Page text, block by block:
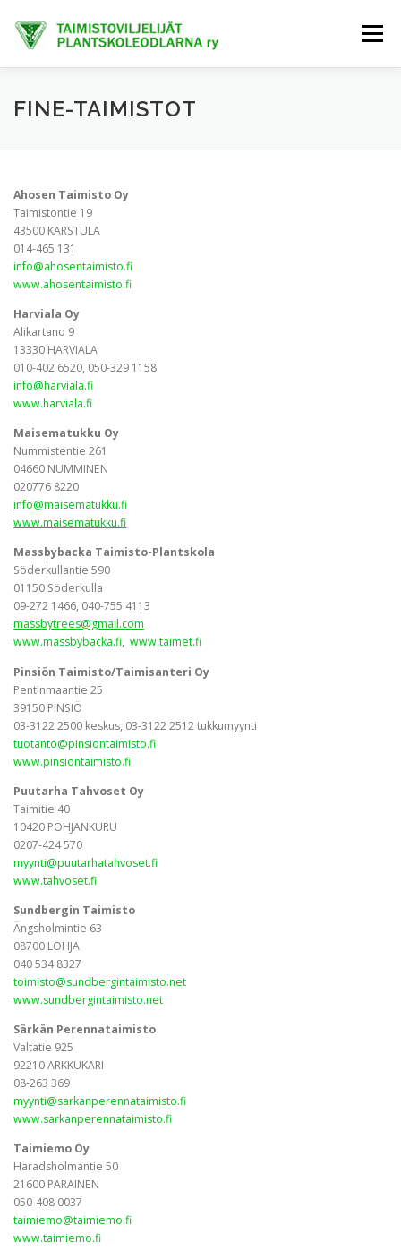
sisältöön
Valikko
ETUSIVU TIETOA MEISTÄ
TRENDIKASVIT
FINE-TAIMISTOT
Ahosen Taimisto Oy
Taimistontie 19
43500 KARSTULA
014-465 131
info@ahosentaimisto.fi
www.ahosentaimisto.fi
Harviala Oy
Alikartano 9
13330 HARVIALA
010-402 6520, 050-329 1158
info@harviala.fi
www.harviala.fi
Maisematukku Oy
Nummistentie 261
04660 NUMMINEN
020776 8220
info@maisematukku.fi
www.maisematukku.fi
Massbybacka Taimisto-Plantskola
Söderkullantie 590
01150 Söderkulla
09-272 1466, 040-755 4113
massbytrees@gmail.com
www.massbybacka.fi, www.taimet.fi
Pinsiön Taimisto/Taimisanteri Oy
Pentinmaantie 25
39150 PINSIÖ
03-3122 2500 keskus, 03-3122 2512 tukkumyynti
tuotanto@pinsiontaimisto.fi
www.pinsiontaimisto.fi
Puutarha Tahvoset Oy
Taimitie 40
10420 POHJANKURU
0207-424 570
myynti@puutarhatahvoset.fi
www.tahvoset.fi
Sundbergin Taimisto
Ängsholmintie 63
08700 LOHJA
040 534 8327
toimisto@sundbergintaimisto.net
www.sundbergintaimisto.net
Särkän Perennataimisto
Valtatie 925
92210 ARKKUKARI
08-263 369
myynti@sarkanperennataimisto.fi
www.sarkanperennataimisto.fi
Taimiemo Oy
Haradsholmantie 50
21600 PARAINEN
050-408 0037
taimiemo@taimiemo.fi
www.taimiemo.fi